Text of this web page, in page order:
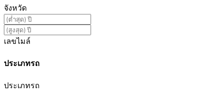
จังหวัด
เลขไมล์
ประเภทรถ
ประเภทรถ